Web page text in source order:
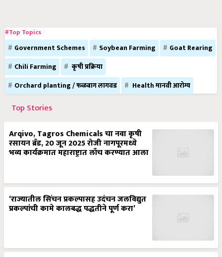
#Top Topics
Government Schemes Soybean Farming
Goat Rearing
Chili Farming
कृषी प्रक्रिया
Orchard planting / फळबाग लागवड
Health मानवी आरोग्य
Top Stories
Arqivo, Tagros Chemicals चा नवा कृषी
रसायन ब्रँड, 20 जून 2025 रोजी नागपूरमध्ये
भव्य कार्यक्रमात महाराष्ट्रात लाँच करण्यात आला
‘राज्यातील सिंचन प्रकल्पासह उदंचन जलविद्युत
प्रकल्पांची कामे कालबद्ध पद्धतीने पूर्ण करा’